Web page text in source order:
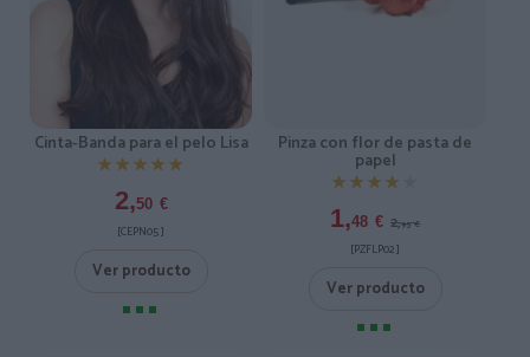
Cinta-Banda para el pelo Lisa
★★★★★
★★★★★
2,50 €
[CEPN05 ]
Ver producto
Pinza con flor de pasta de
papel
★★★★★
★★★★★
1,48 € 2,95 €
[PZFLP02 ]
Ver producto